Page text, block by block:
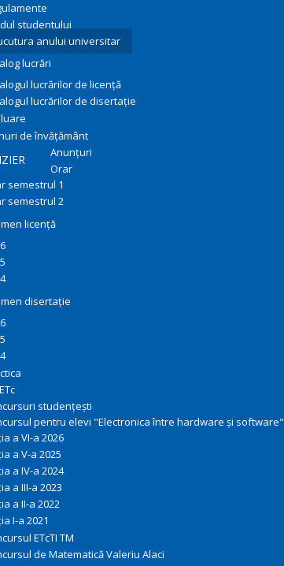
studentului
anului universitar
lucrări
lucrărilor de licență
lucrărilor de disertație
de învățământ
Anunțuri
Orar
semestrul 1
semestrul 2
licență
disertație
studențești
pentru elevi "Electronica între hardware și software"
a VI-a 2026
a V-a 2025
a IV-a 2024
a III-a 2023
a II-a 2022
I-a 2021
ETcTI TM
de Matematică Valeriu Alaci